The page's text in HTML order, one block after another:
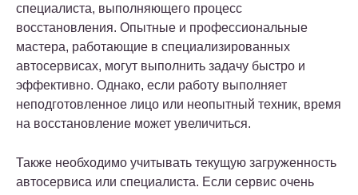
специалиста, выполняющего процесс
восстановления. Опытные и профессиональные
мастера, работающие в специализированных
автосервисах, могут выполнить задачу быстро и
эффективно. Однако, если работу выполняет
неподготовленное лицо или неопытный техник, время
на восстановление может увеличиться.
Также необходимо учитывать текущую загруженность
автосервиса или специалиста. Если сервис очень